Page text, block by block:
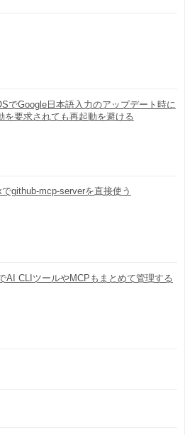
でGoogle日本語入力のアップデート時に
を要求されても再起動を避ける
github-mcp-serverを直接使う
AI CLIツールやMCPもまとめて管理する